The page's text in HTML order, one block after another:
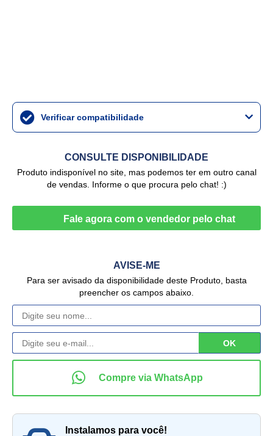
Verificar compatibilidade
CONSULTE DISPONIBILIDADE
Produto indisponível no site, mas podemos ter em outro canal
de vendas. Informe o que procura pelo chat! :)
AVISE-ME
Para ser avisado da disponibilidade deste Produto, basta
preencher os campos abaixo.
instalamos para você!